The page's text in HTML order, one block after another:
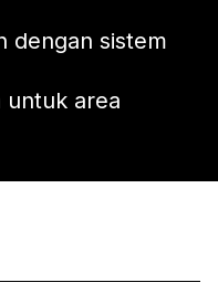
dengan sistem
untuk area